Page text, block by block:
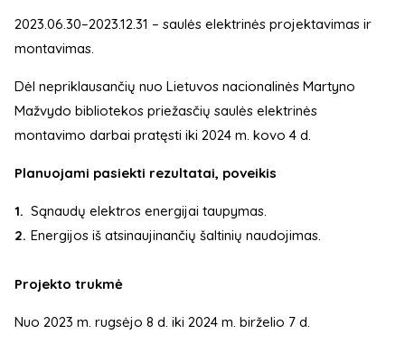
2023.06.30–2023.12.31 – saulės elektrinės projektavimas ir
montavimas.
Dėl nepriklausančių nuo Lietuvos nacionalinės Martyno
Mažvydo bibliotekos priežasčių saulės elektrinės
montavimo darbai pratęsti iki 2024 m. kovo 4 d.
Planuojami pasiekti rezultatai, poveikis
Sąnaudų elektros energijai taupymas.
Energijos iš atsinaujinančių šaltinių naudojimas.
Projekto trukmė
Nuo 2023 m. rugsėjo 8 d. iki 2024 m. birželio 7 d.